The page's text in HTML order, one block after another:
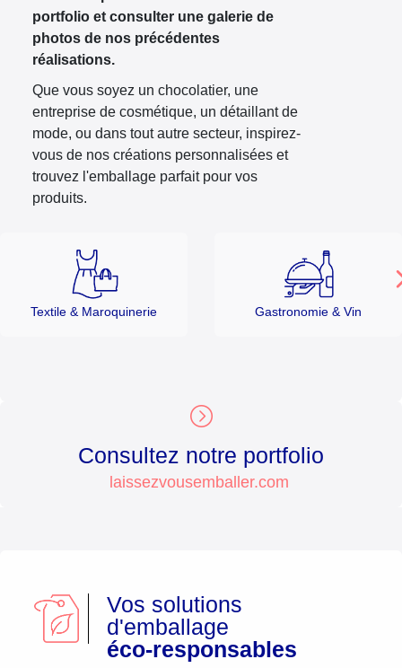
portfolio et consulter une galerie de
photos de nos précédentes
réalisations.
Que vous soyez un chocolatier, une
entreprise de cosmétique, un détaillant de
mode, ou dans tout autre secteur, inspirez-
vous de nos créations personnalisées et
trouvez l'emballage parfait pour vos
produits.
Textile & Maroquinerie Gastronomie & Vin
Consultez notre portfolio
laissezvousemballer.com
Vos solutions
d'emballage
éco-responsables